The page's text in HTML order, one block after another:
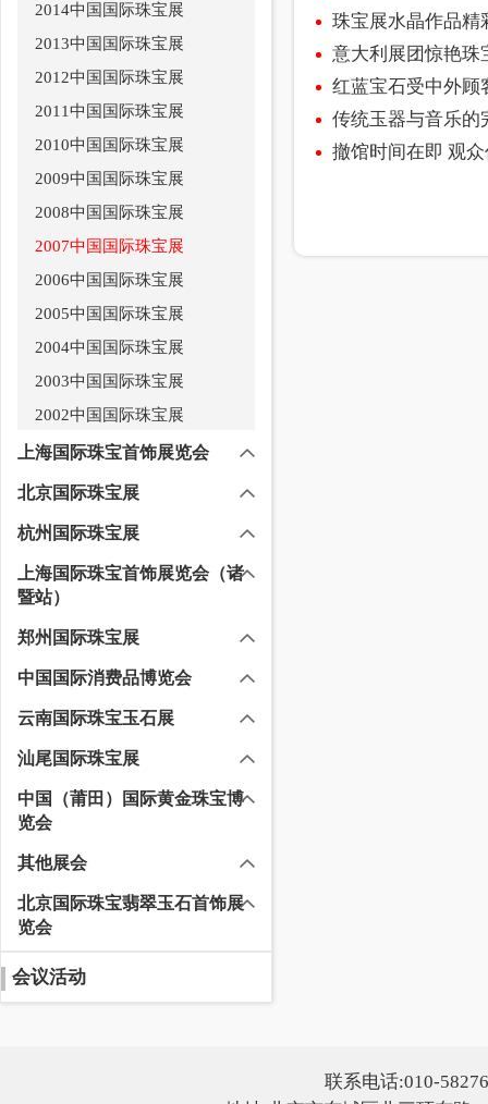
2014中国国际珠宝展
2013中国国际珠宝展
2012中国国际珠宝展
2011中国国际珠宝展
2010中国国际珠宝展
2009中国国际珠宝展
2008中国国际珠宝展
2007中国国际珠宝展
2006中国国际珠宝展
2005中国国际珠宝展
2004中国国际珠宝展
2003中国国际珠宝展
2002中国国际珠宝展
上海国际珠宝首饰展览会
北京国际珠宝展
杭州国际珠宝展
上海国际珠宝首饰展览会（诸
暨站）
郑州国际珠宝展
中国国际消费品博览会
云南国际珠宝玉石展
汕尾国际珠宝展
中国（莆田）国际黄金珠宝博
览会
其他展会
北京国际珠宝翡翠玉石首饰展
览会
会议活动
珠宝展水晶作品精
意大利展团惊艳珠
红蓝宝石受中外顾
传统玉器与音乐的
撤馆时间在即 观
联系电话:010-